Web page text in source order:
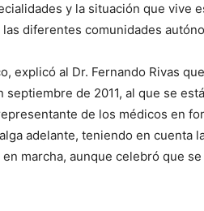
y la situación que vive
diferentes comunidades
explicó al Dr. Fernando Rivas
de 2011, al que se
de los médicos en
adelante, teniendo en cuenta
marcha, aunque celebró que